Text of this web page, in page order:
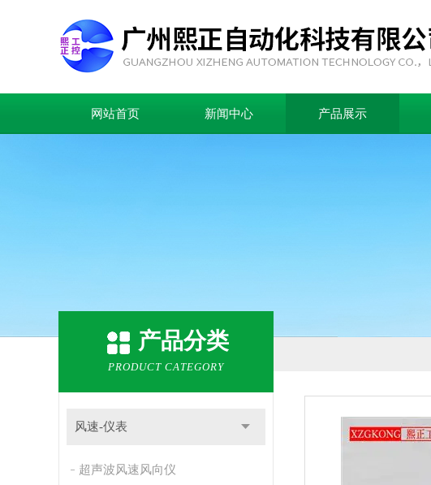
网站首页 新闻中心 产品展示
产品分类
PRODUCT CATEGORY
风速-仪表
超声波风速风向仪